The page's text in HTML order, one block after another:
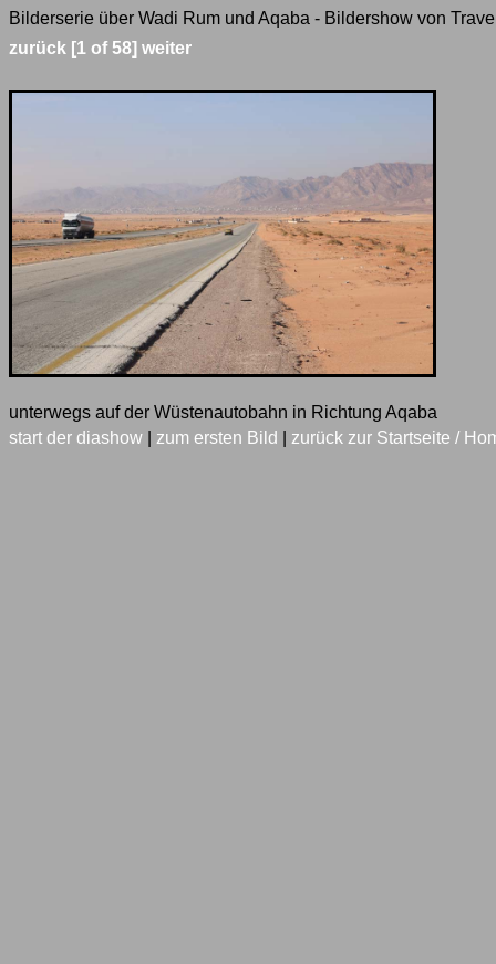
Bilderserie über Wadi Rum und Aqaba - Bildershow von
zurück [1 of 58] weiter
unterwegs auf der Wüstenautobahn in Richtung Aqaba
start der diashow
zum ersten Bild zurück zur Startseite /